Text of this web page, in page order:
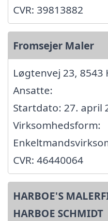
CVR: 39813882
Fromsejer Maler
Løgtenvej 23, 8543
Ansatte:
Startdato: 27. april
Virksomhedsform:
CVR: 46440064
HARBOE'S
HARBOE SCHMIDT